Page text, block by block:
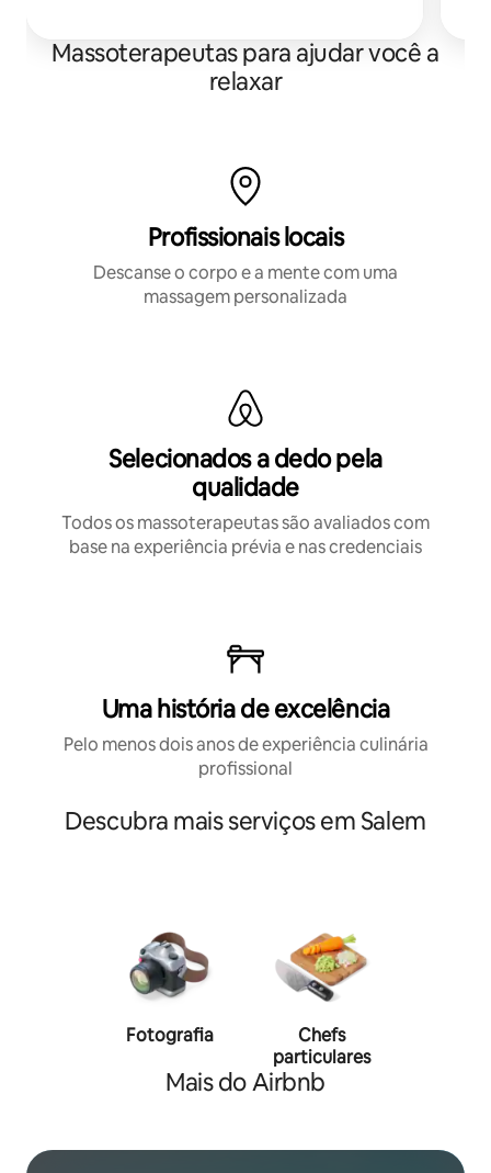
Massoterapeutas para ajudar você a
relaxar
Profissionais locais
Descanse o corpo e a mente com uma
massagem personalizada
Selecionados a dedo pela
qualidade
Todos os massoterapeutas são avaliados com
base na experiência prévia e nas credenciais
Uma história de excelência
Pelo menos dois anos de experiência culinária
profissional
Descubra mais serviços em Salem
Fotografia
Chefs
particulares
Mais do Airbnb